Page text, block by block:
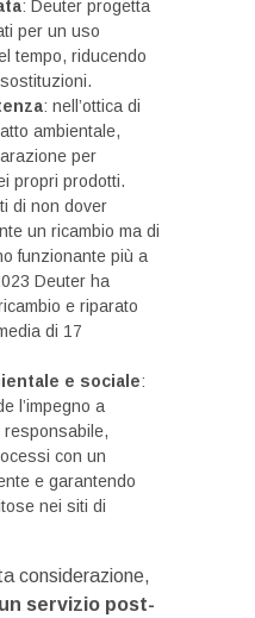
: Deuter progetta
per un uso
tempo, riducendo
: nell’ottica di
ambientale,
per
propri prodotti.
di non dover
un ricambio ma di
funzionante più a
Deuter ha
e riparato
di 17
e sociale:
l’impegno a
responsabile,
con un
e garantendo
nei siti di
considerazione,
un servizio post-